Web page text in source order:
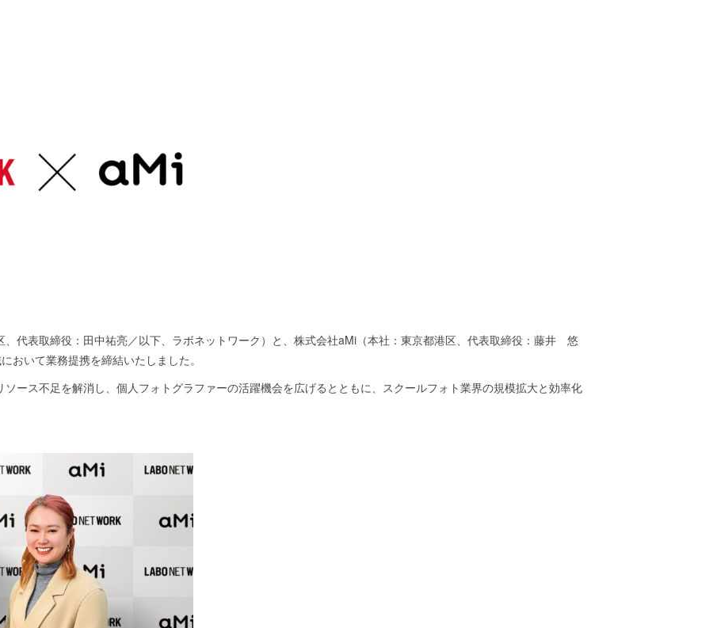
代表取締役：田中祐亮／以下、ラボネットワーク）と、株式会社aMi（本社：東京都港区、代表取締役：藤井 悠
おいて業務提携を締結いたしました。
ース不足を解消し、個人フォトグラファーの活躍機会を広げるとともに、スクールフォト業界の規模拡大と効率化